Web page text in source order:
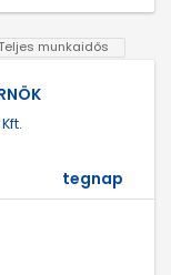
munkaidős
tegnap